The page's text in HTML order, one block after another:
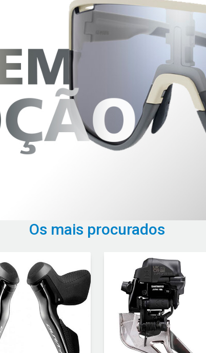
Os mais procurados